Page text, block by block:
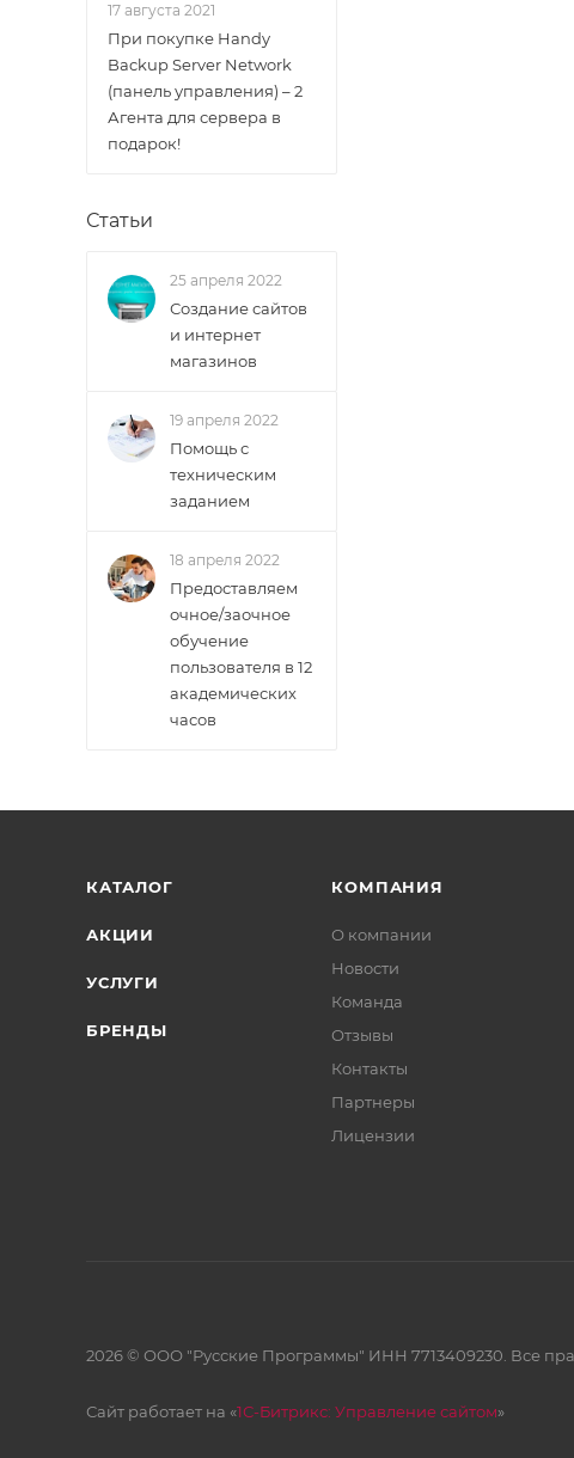
17 августа 2021
При покупке Handy
Backup Server Network
(панель управления) – 2
Агента для сервера в
подарок!
Статьи
25 апреля 2022
Создание сайтов
и интернет
магазинов
19 апреля 2022
Помощь с
техническим
заданием
18 апреля 2022
Предоставляем
очное/заочное
обучение
пользователя в 12
академических
часов
КАТАЛОГ
АКЦИИ
УСЛУГИ
БРЕНДЫ
КОМПАНИЯ
О компании
Новости
Команда
Отзывы
Контакты
Партнеры
Лицензии
2026 © ООО "Русские Программы" ИНН 7713409230. Все
Сайт работает на «1С-Битрикс: Управление сайтом»